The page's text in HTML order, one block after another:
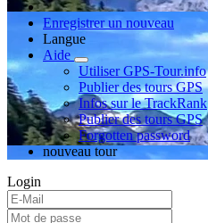
Enregistrer un nouveau
Langue
Aide
Utiliser GPS-Tour.info
Publier des tours GPS
Infos sur le TrackRank
Publier des tours GPS
Forgotten password
nouveau tour
Login